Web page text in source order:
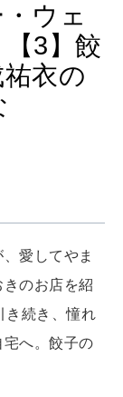
ウェ
3】餃
衣の
愛してやま
のお店を紹
き続き、憧れ
へ。餃子の